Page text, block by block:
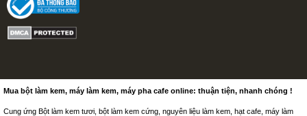
Mua bột làm kem, máy làm kem, máy pha cafe online: thuận tiện, nhanh chóng !
Cung ứng Bột làm kem tươi, bột làm kem cứng, nguyên liệu làm kem, hạt cafe, máy làm